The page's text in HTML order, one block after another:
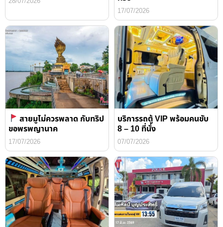
17/07/2026
สายมูไม่ควรพลาด กับทริป
ขอพรพญานาค
17/07/2026
บริการรถตู้ VIP พร้อมคนขับ
8 – 10 ที่นั่ง
07/07/2026